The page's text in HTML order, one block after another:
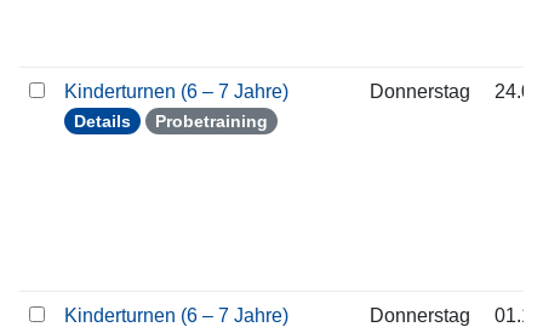
Kinderturnen (6 – 7 Jahre)
Details Probetraining
Donnerstag
Kinderturnen (6 – 7 Jahre) Donnerstag